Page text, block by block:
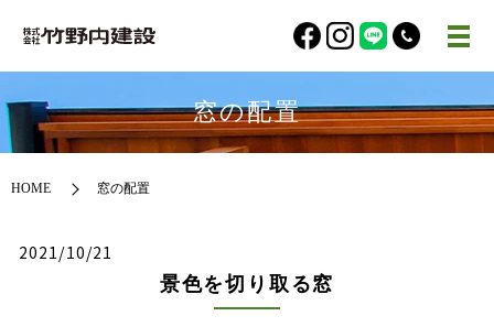
窓の配置
HOME 窓の配置
2021/10/21
景色を切り取る窓